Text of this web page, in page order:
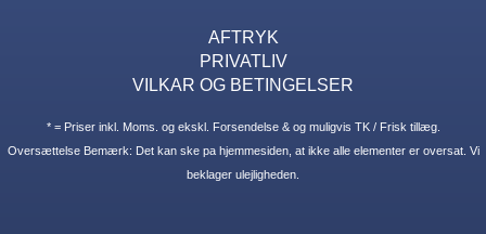
AFTRYK
PRIVATLIV
VILKAR OG BETINGELSER
* = Priser inkl. Moms. og ekskl. Forsendelse & og muligvis TK / Frisk tillæg.
Oversættelse Bemærk: Det kan ske pa hjemmesiden, at ikke alle elementer er oversat. Vi
beklager ulejligheden.